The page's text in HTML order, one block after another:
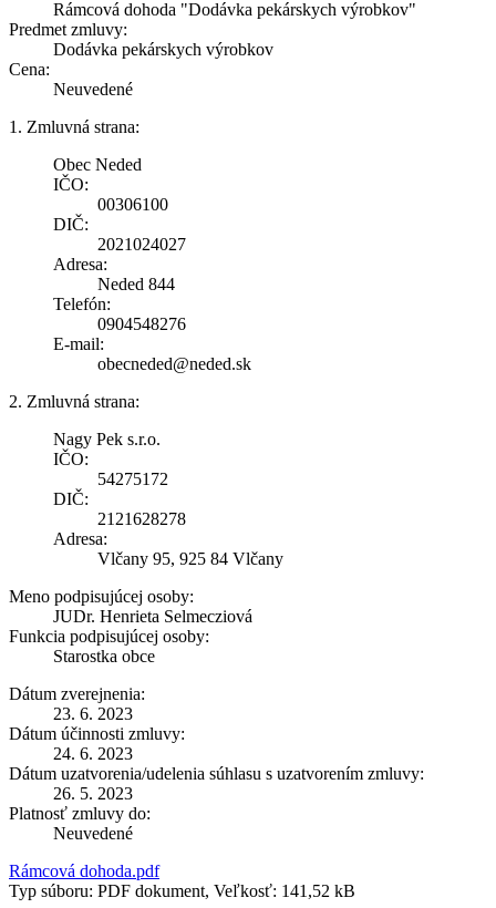
Rámcová dohoda "Dodávka pekárskych výrobkov"
Predmet zmluvy:
Dodávka pekárskych výrobkov
Cena:
Neuvedené
1. Zmluvná strana:
Obec Neded
IČO:
00306100
DIČ:
2021024027
Adresa:
Neded 844
Telefón:
0904548276
E-mail:
obecneded@neded.sk
2. Zmluvná strana:
Nagy Pek s.r.o.
IČO:
54275172
DIČ:
2121628278
Adresa:
Vlčany 95, 925 84 Vlčany
Meno podpisujúcej osoby:
JUDr. Henrieta Selmecziová
Funkcia podpisujúcej osoby:
Starostka obce
Dátum zverejnenia:
23. 6. 2023
Dátum účinnosti zmluvy:
24. 6. 2023
Dátum uzatvorenia/udelenia súhlasu s uzatvorením zmluvy:
26. 5. 2023
Platnosť zmluvy do:
Neuvedené
Rámcová dohoda.pdf
Typ súboru: PDF dokument, Veľkosť: 141,52 kB